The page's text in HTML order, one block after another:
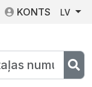
KONTS LV